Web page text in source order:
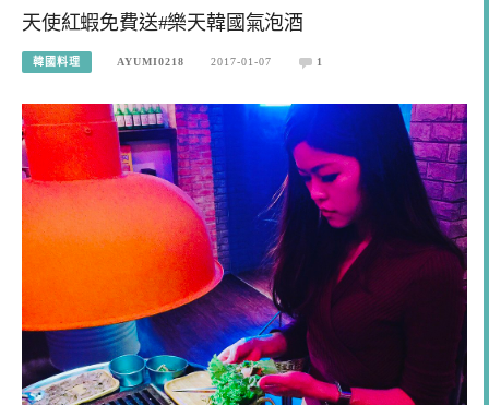
天使紅蝦免費送#樂天韓國氣泡酒
韓國料理 AYUMI0218 2017-01-07 1